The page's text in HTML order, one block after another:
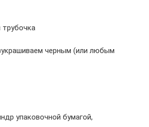
трубочка
черным (или любым
упаковочной бумагой,